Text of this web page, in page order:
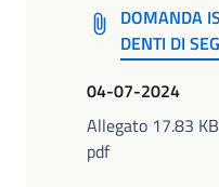
DOMANDA
DENTI DI
04-07-2024
Allegato 17.83
pdf